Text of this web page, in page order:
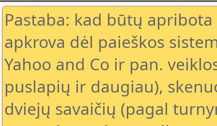
Pastaba: kad būtų
apkrova dėl paieškos
Yahoo and Co ir pan.
puslapių ir daugiau),
dviejų savaičių (pagal